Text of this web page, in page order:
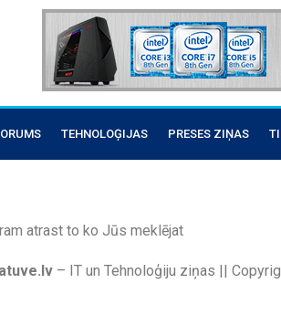
TEHNOLOĢIJAS PRESES ZIŅAS
atrast to ko Jūs meklējat
– IT un Tehnoloģiju ziņas ||